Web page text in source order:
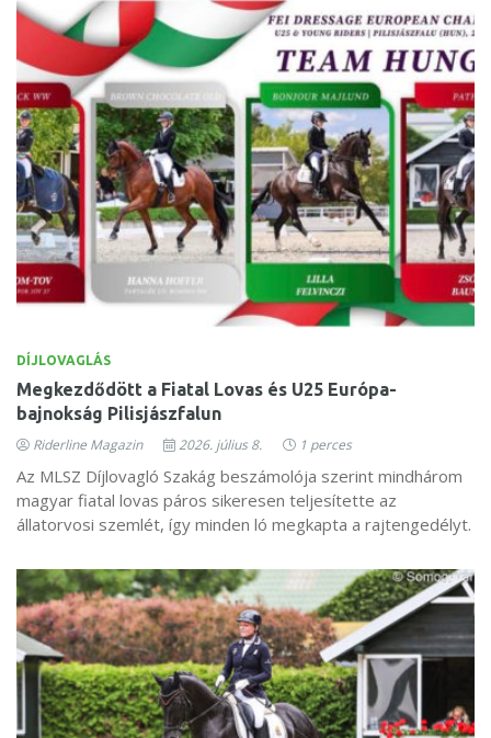
DÍJLOVAGLÁS
Megkezdődött a Fiatal Lovas és U25 Európa-
bajnokság Pilisjászfalun
Riderline Magazin 2026. július 8. 1 perces
Az MLSZ Díjlovagló Szakág beszámolója szerint mindhárom
magyar fiatal lovas páros sikeresen teljesítette az
állatorvosi szemlét, így minden ló megkapta a rajtengedélyt.